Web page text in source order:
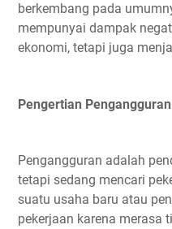
berkembang pada
mempunyai dampak
ekonomi, tetapi juga
Pengertian Pengangguran
Pengangguran adalah
tetapi sedang mencari
suatu usaha baru atau
pekerjaan karena merasa